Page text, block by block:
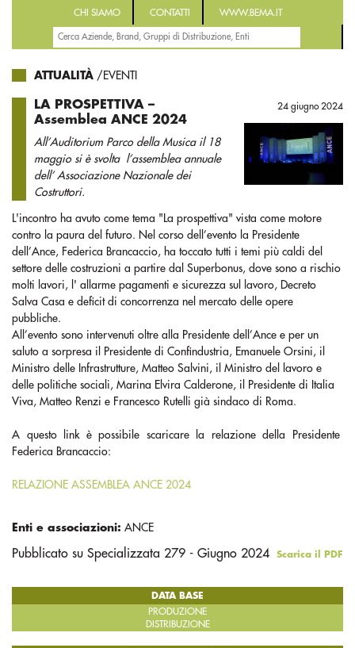
CHI SIAMO CONTATTI WWW.BEMA.IT
ATTUALITÀ /EVENTI
LA PROSPETTIVA –
Assemblea ANCE 2024
All’Auditorium Parco della Musica il 18
maggio si è svolta l’assemblea annuale
dell’ Associazione Nazionale dei
Costruttori.
24 giugno 2024
L'incontro ha avuto come tema "La prospettiva" vista come motore
contro la paura del futuro. Nel corso dell’evento la Presidente
dell’Ance, Federica Brancaccio, ha toccato tutti i temi più caldi del
settore delle costruzioni a partire dal Superbonus, dove sono a rischio
molti lavori, l' allarme pagamenti e sicurezza sul lavoro, Decreto
Salva Casa e deficit di concorrenza nel mercato delle opere
pubbliche.
All’evento sono intervenuti oltre alla Presidente dell’Ance e per un
saluto a sorpresa il Presidente di Confindustria, Emanuele Orsini, il
Ministro delle Infrastrutture, Matteo Salvini, il Ministro del lavoro e
delle politiche sociali, Marina Elvira Calderone, il Presidente di Italia
Viva, Matteo Renzi e Francesco Rutelli già sindaco di Roma.
A questo link è possibile scaricare la relazione della Presidente
Federica Brancaccio:
RELAZIONE ASSEMBLEA ANCE 2024
Enti e associazioni: ANCE
Pubblicato su Specializzata 279 - Giugno 2024 Scarica il PDF
DATA BASE
PRODUZIONE
DISTRIBUZIONE